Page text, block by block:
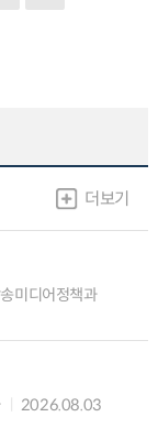
더보기
미디어정책과
2026.08.03